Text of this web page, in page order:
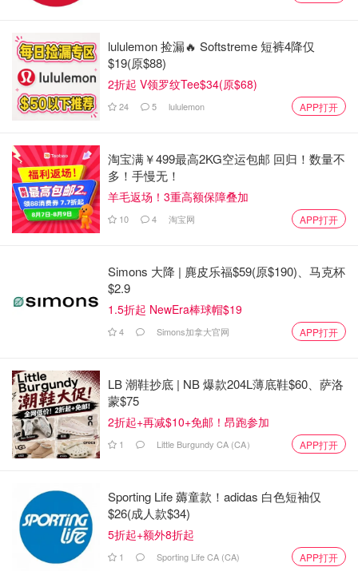
OOliviaZZ
lululemon 捡漏🔥 Softstreme 短裤4降仅
$19(原$88)
2折起 V领罗纹Tee$34(原$68)
24 5 lululemon APP打开
淘宝满￥499最高2KG空运包邮 回归！数量不
多！手慢无！
羊毛返场！3重高额保障叠加
10 4 淘宝网 APP打开
Simons 大降 | 麂皮乐福$59(原$190)、马克杯
$2.9
1.5折起 NewEra棒球帽$19
4 Simons加拿大官网 APP打开
LB 潮鞋抄底 | NB 爆款204L薄底鞋$60、萨洛
蒙$75
2折起+再减$10+免邮！昂跑参加
1 Little Burgundy CA (CA） APP打开
Sporting Life 薅童款！adidas 白色短袖仅
$26(成人款$34)
5折起+额外8折起
1 Sporting Life CA (CA) APP打开